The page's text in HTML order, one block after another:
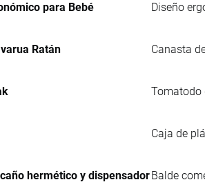
para Bebé Diseño
Ratán Canasta
Tomatodo
Caja de
hermético y dispensador Balde